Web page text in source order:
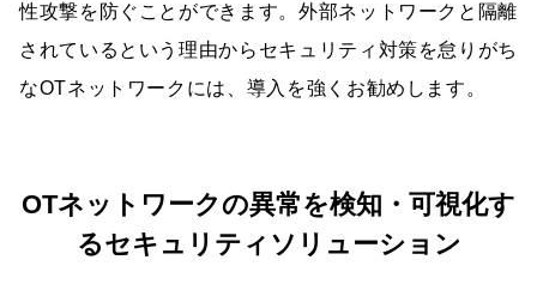
性攻撃を防ぐことができます。外部ネットワークと隔離
されているという理由からセキュリティ対策を怠りがち
なOTネットワークには、導入を強くお勧めします。
OTネットワークの異常を検知・可視化す
るセキュリティソリューション